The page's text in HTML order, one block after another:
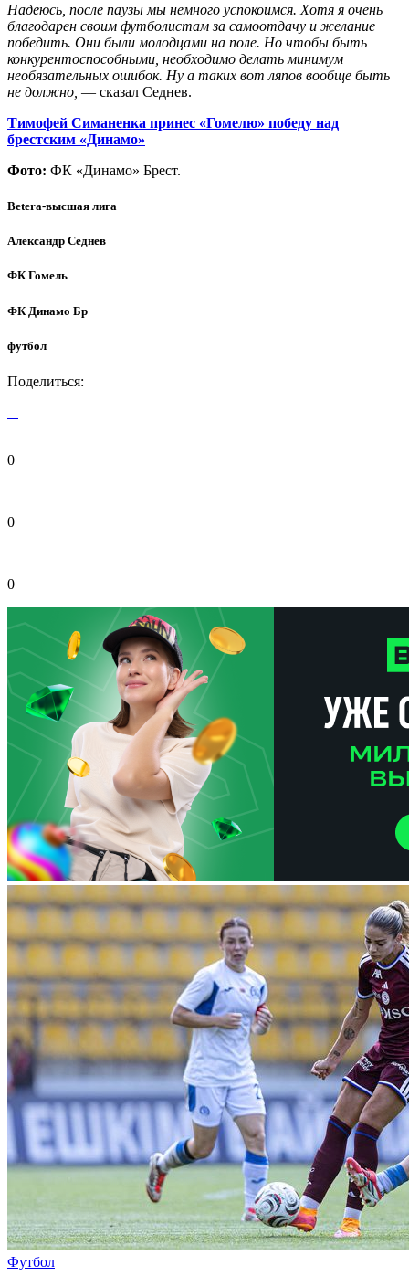
Надеюсь, после паузы мы немного успокоимся. Хотя я очень
благодарен своим футболистам за самоотдачу и желание
победить. Они были молодцами на поле. Но чтобы быть
конкурентоспособными, необходимо делать минимум
необязательных ошибок. Ну а таких вот ляпов вообще быть
не должно, — сказал Седнев.
Тимофей Симаненка принес «Гомелю» победу над
брестским «Динамо»
Фото: ФК «Динамо» Брест.
Betera-высшая лига
Александр Седнев
ФК Гомель
ФК Динамо Бр
футбол
Поделиться:
0
0
0
Футбол